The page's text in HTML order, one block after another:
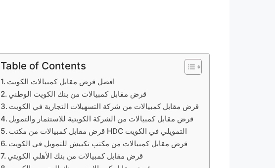
Table of Contents
افضل قرض مقابل كمبيالات الكويت
قرض مقابل كمبيالات من بنك الكويت الوطني
قرض مقابل كمبيالات من شركة التسهيلات التجارية في الكويت
قرض مقابل كمبيالات من الشركة الكويتية للاستثمار والتمويل
قرض مقابل كمبيالات من مكتب HDC التمويلي في الكويت
قرض مقابل كمبيالات من مكتب تكييش للتمويل في الكويت
قرض مقابل كمبيالات من بنك الأهلي الكويتي